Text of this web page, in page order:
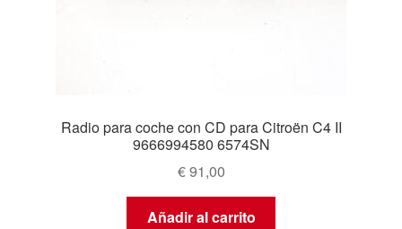
Radio para coche con CD para Citroën C4 II
9666994580 6574SN
€91,00
Añadir al carrito